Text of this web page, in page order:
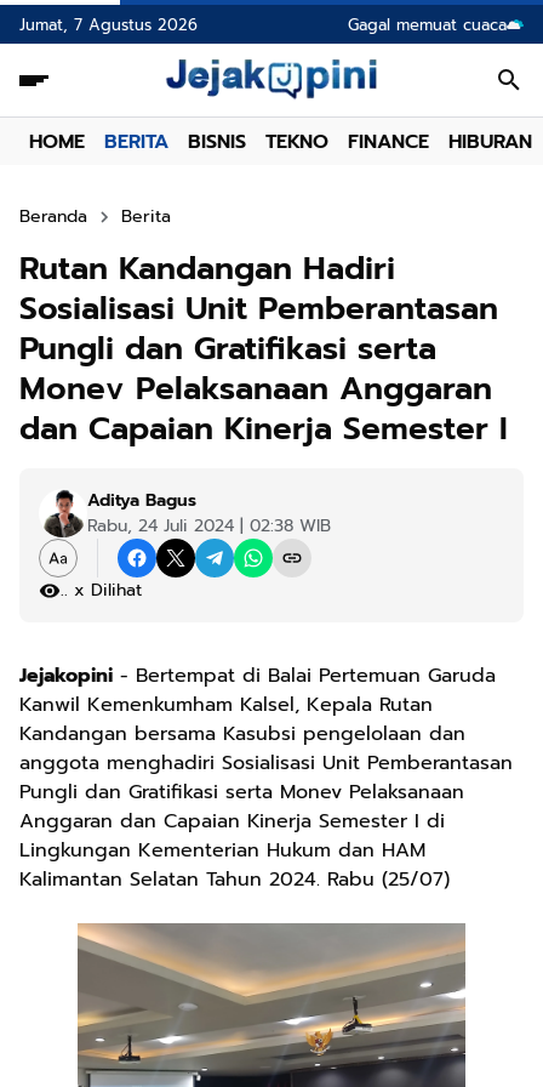
Jumat, 7 Agustus 2026 Gagal memuat cuaca
HOME BERITA BISNIS TEKNO FINANCE HIBURAN
Beranda Berita
Rutan Kandangan Hadiri
Sosialisasi Unit Pemberantasan
Pungli dan Gratifikasi serta
Monev Pelaksanaan Anggaran
dan Capaian Kinerja Semester I
Aditya Bagus
Rabu, 24 Juli 2024 | 02:38 WIB
.x Dilihat
Jejakopini - Bertempat di Balai Pertemuan Garuda
Kanwil Kemenkumham Kalsel, Kepala Rutan
Kandangan bersama Kasubsi pengelolaan dan
anggota menghadiri Sosialisasi Unit Pemberantasan
Pungli dan Gratifikasi serta Monev Pelaksanaan
Anggaran dan Capaian Kinerja Semester I di
Lingkungan Kementerian Hukum dan HAM
Kalimantan Selatan Tahun 2024. Rabu (25/07)